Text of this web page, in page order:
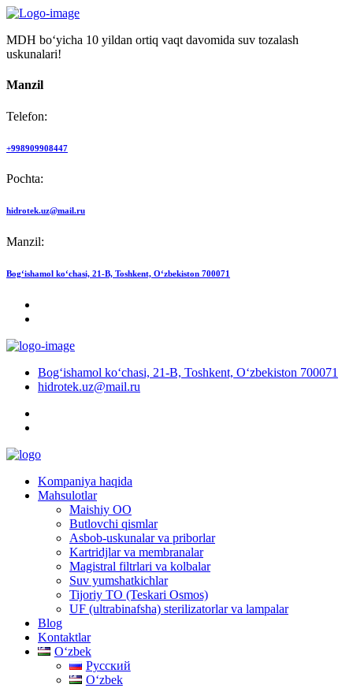
MDH bo‘yicha 10 yildan ortiq vaqt davomida suv tozalash
uskunalari!
Manzil
Telefon:
+998909908447
Pochta:
hidrotek.uz@mail.ru
Manzil:
Bog‘ishamol ko‘chasi, 21-B, Toshkent, O‘zbekiston 700071
Bog‘ishamol ko‘chasi, 21-B, Toshkent, O‘zbekiston 700071
hidrotek.uz@mail.ru
Kompaniya haqida
Mahsulotlar
Maishiy OO
Butlovchi qismlar
Asbob-uskunalar va priborlar
Kartridjlar va membranalar
Magistral filtrlari va kolbalar
Suv yumshatkichlar
Tijoriy TO (Teskari Osmos)
UF (ultrabinafsha) sterilizatorlar va lampalar
Blog
Kontaktlar
Oʻzbek
Русский
Oʻzbek